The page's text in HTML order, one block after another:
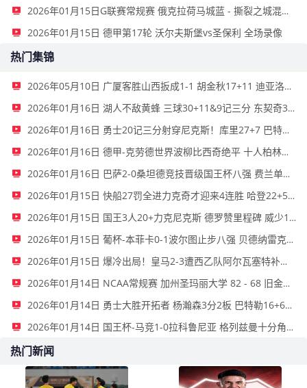
2026年01月15日G联赛常规赛 俄克拉荷马城蓝 - 撕裂之城混音 全场录像
2026年01月15日 德甲第17轮 沃尔夫斯堡vs圣保利 全场录像
热门集锦
2026年05月10日 广厦客胜山西扳成1-1 胡金秋17+11 迪亚洛关键上篮不中
2026年01月16日 湖人不敌黄蜂 三球30+11&9记三分 东契奇39分 詹姆斯29+9+6
2026年01月16日 勇士20记三分射穿尼克斯！库里27+7 巴特勒32+8 穆迪三分9中7
2026年01月16日 德甲-克劳德世界波柳比西奇绝平 十人柏林联合1-1奥格斯堡
2026年01月16日 巴萨2-0桑坦德竞技晋级国王杯八强 费兰单刀球破门亚马尔建功
2026年01月15日 快船27罚全进力克奇才迎来4连胜 哈登22+5+8 伦纳德33分4断
2026年01月15日 国王3人20+力克尼克斯 德罗赞里程碑 威少11助 布伦森伤退
2026年01月15日 葡杯-本菲卡0-1波尔图止步八强 贝德纳雷克制胜帕夫利季斯失良机
2026年01月15日 爆冷出局！皇马2-3遭西乙队阿尔瓦塞特补时绝杀 无缘国王杯8强
2026年01月14日 NCAA常规赛 加州圣玛丽大学 82 - 68 旧金山大学 全场集锦
2026年01月14日 勇士大胜开拓者 杨瀚森3分2板 巴特勒16+6+5 库里9中2送11助
2026年01月14日 国王杯-马竞1-0拉科鲁尼亚 格列兹曼十分角任意球破门+远射中横梁
热门新闻